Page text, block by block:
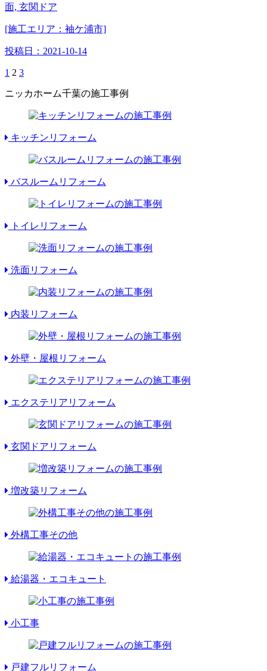
面, 玄関ドア
[施工エリア：袖ケ浦市]
投稿日： 2021-10-14
1 2 3
ニッカホーム千葉の施工事例
キッチンリフォーム
バスルームリフォーム
トイレリフォーム
洗面リフォーム
内装リフォーム
外壁・屋根リフォーム
エクステリアリフォーム
玄関ドアリフォーム
増改築リフォーム
外構工事その他
給湯器・エコキュート
小工事
戸建フルリフォーム